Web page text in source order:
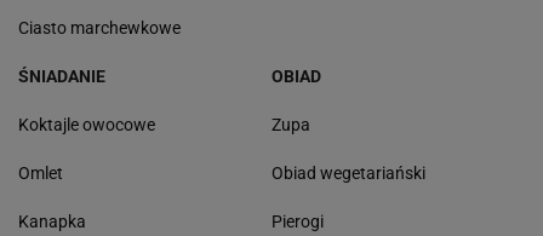
Ciasto marchewkowe
ŚNIADANIE
Koktajle owocowe
Omlet
Kanapka
OBIAD
Zupa
Obiad wegetariański
Pierogi